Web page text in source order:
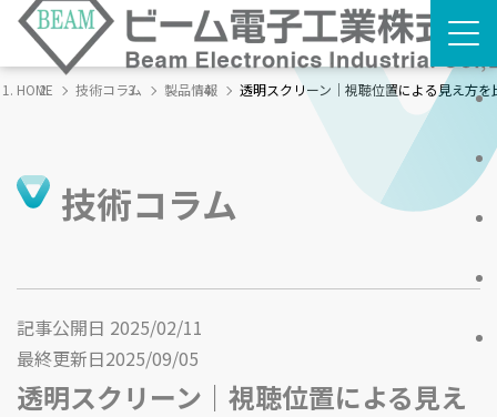
HOME 技術コラム 製品情報 透明スクリーン｜視聴位置による見え方を
技術コラム
記事公開日 2025/02/11
最終更新日2025/09/05
透明スクリーン｜視聴位置による見え